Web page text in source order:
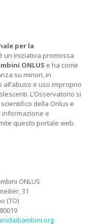
per la
un iniziativa promossa
ONLUS e ha come
su minori, in
e uso improprio
L’Osservatorio si
della Onlus e
informazione e
questo portale web.
ONLUS
31
(TO)